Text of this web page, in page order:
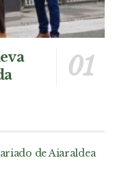
de Aiaraldea